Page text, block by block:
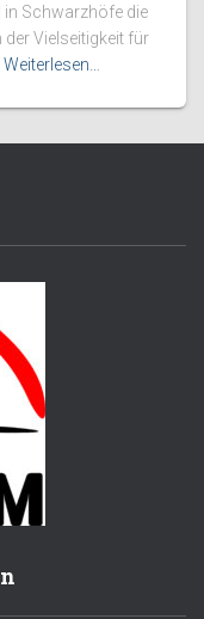
in Schwarzhöfe die
Vielseitigkeit für
Weiterlesen…